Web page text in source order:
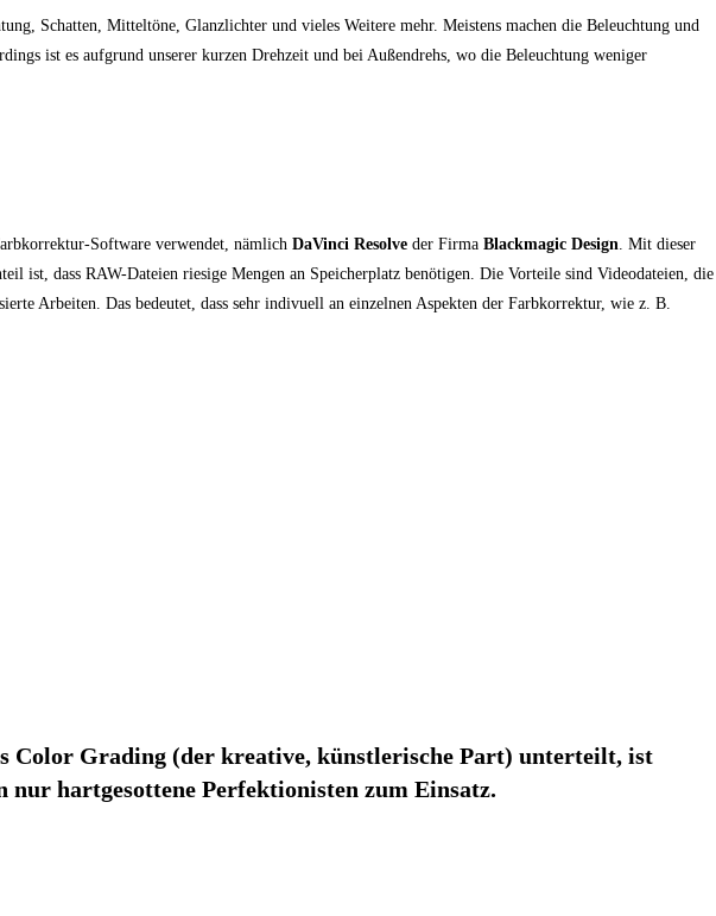
Schatten, Mitteltöne, Glanzlichter und vieles Weitere mehr. Meistens machen die Beleuchtung und
ist es aufgrund unserer kurzen Drehzeit und bei Außendrehs, wo die Beleuchtung weniger
Software verwendet, nämlich DaVinci Resolve der Firma Blackmagic Design. Mit dieser
ist, dass RAW-Dateien riesige Mengen an Speicherplatz benötigen. Die Vorteile sind Videodateien, die
Arbeiten. Das bedeutet, dass sehr indivuell an einzelnen Aspekten der Farbkorrektur, wie z. B.
Color Grading (der kreative, künstlerische Part) unterteilt, ist
hartgesottene Perfektionisten zum Einsatz.